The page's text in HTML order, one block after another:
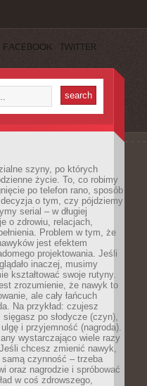
FACEBOOK TWITTER
szyny, po których
życie. To, co robimy
po telefon rano, sposób
o tym, czy pójdziemy
serial – w długiej
o zdrowiu, relacjach,
Problem w tym, że
jest efektem
projektowania. Jeśli
inaczej, musimy
kształtować swoje rutyny.
zrozumienie, że nawyk to
ale cały łańcuch
Na przykład: czujesz
po słodycze (czyn),
i przyjemność (nagroda).
wystarczająco wiele razy
chcesz zmienić nawyk,
czynność – trzeba
oraz nagrodzie i spróbować
w coś zdrowszego,